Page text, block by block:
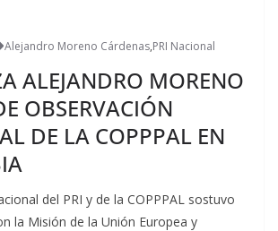
Alejandro Moreno Cárdenas,PRI Nacional
ALEJANDRO MORENO
OBSERVACIÓN
DE LA COPPPAL EN
del PRI y de la COPPPAL sostuvo
la Misión de la Unión Europea y